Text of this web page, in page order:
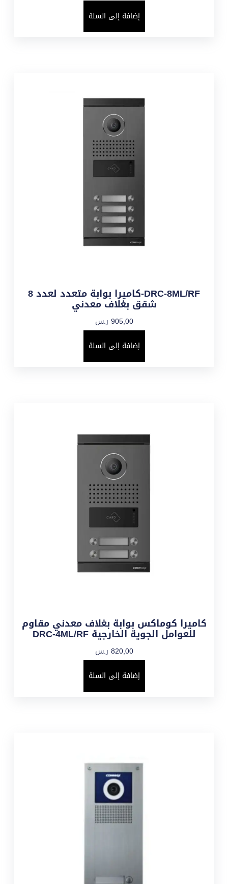
إضافة إلى السلة
DRC-8ML/RF-كاميرا بوابة متعدد لعدد 8
شقق بغلاف معدني
905,00 ر.س
إضافة إلى السلة
كاميرا كوماكس بوابة بغلاف معدني مقاوم
للعوامل الجوية الخارجية DRC-4ML/RF
820,00 ر.س
إضافة إلى السلة